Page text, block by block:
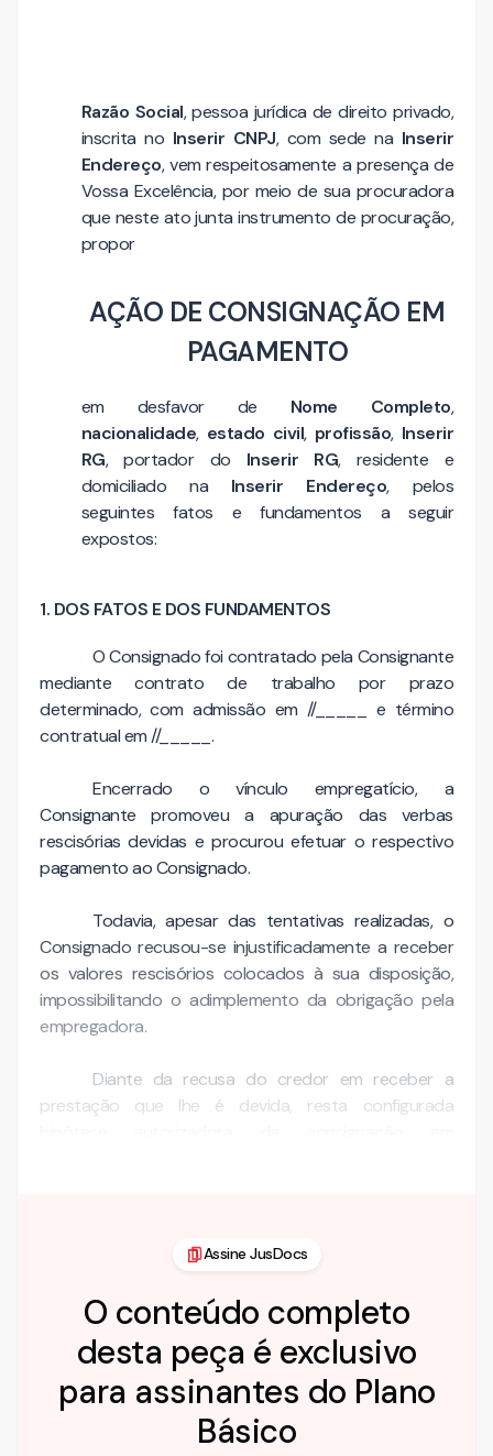
Razão Social, pessoa jurídica de direito privado,
inscrita no Inserir CNPJ, com sede na Inserir
Endereço, vem respeitosamente a presença de
Vossa Excelência, por meio de sua procuradora
que neste ato junta instrumento de procuração,
propor
AÇÃO DE CONSIGNAÇÃO EM
PAGAMENTO
em desfavor de Nome Completo,
nacionalidade, estado civil, profissão, Inserir
RG, portador do Inserir RG, residente e
domiciliado na Inserir Endereço, pelos
seguintes fatos e fundamentos a seguir
expostos:
1. DOS FATOS E DOS FUNDAMENTOS
O Consignado foi contratado pela Consignante
mediante contrato de trabalho por prazo
determinado, com admissão em //_____ e término
contratual em //_____.
Encerrado o vínculo empregatício, a
Consignante promoveu a apuração das verbas
rescisórias devidas e procurou efetuar o respectivo
pagamento ao Consignado.
Todavia, apesar das tentativas realizadas, o
Consignado recusou-se injustificadamente a receber
os valores rescisórios colocados à sua disposição,
impossibilitando o adimplemento da obrigação pela
empregadora.
Diante da recusa do credor em receber a
prestação que lhe é devida, resta configurada
Assine JusDocs
O conteúdo completo
desta peça é exclusivo
para assinantes do Plano
Básico